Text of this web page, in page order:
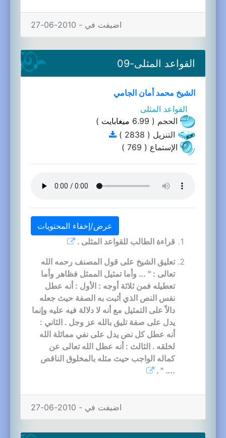
اضيفت في - 2010-06-27
القواعد المثلى-09
الشيخ محمد أمان الجامي
القواعد المثلى
الحجم ( 6.99
ميغابايت )
التنزيل ( 2838 )
الإستماع ( 769 )
عرض/إخفاء المحتويات
قراءة الطالب للقواعد المثلى .
تعليق الشيخ على قول المصنف رحمه الله
تعالى : " ... وأما تمثيل الممثل فظاهر وأما
تعطيله فمن ثلاثة أوجه : الأول : أنه عطل
نفس النص الذي أثبت به الصفة حيث جعله
دالاً على التمثيل مع أنه لا دلالة فيه عليه وإنما
يدل على صفة تليق بالله عز وجل . الثاني :
أنه عطل كل نص يدل على نفي مماثلة الله
لخلقه . الثالث : أنه عطل الله تعالى عن
كماله الواجب حيث مثله بالمخلوق الناقص
.... " .
اضيفت في - 2010-06-27